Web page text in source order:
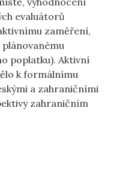
evaluátorů
zaměření,
poplatku). Aktivní
k formálnímu
a zahraničními
zahraničním